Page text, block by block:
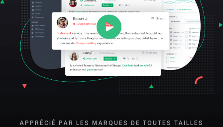
APPRÉCIÉ PAR LES MARQUES DE TOUTES TAILLES